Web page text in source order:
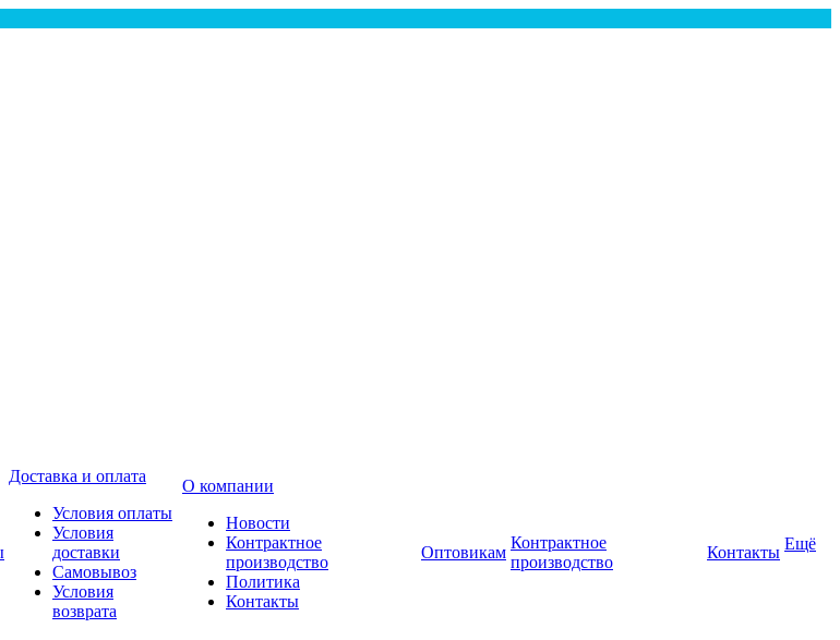
Доставка и оплата
Условия оплаты
Условия
доставки
Самовывоз
Условия
возврата
О компании
Новости
Контрактное
производство
Политика
Контакты
Оптовикам
Контрактное
производство
Контакты Ещё